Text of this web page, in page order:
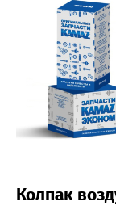
Колпак